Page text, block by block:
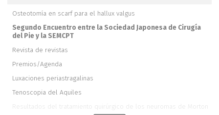
Osteotomía en scarf para el hallux valgus
Segundo Encuentro entre la Sociedad Japonesa de Cirugía
del Pie y la SEMCPT
Revista de revistas
Premios/Agenda
Luxaciones periastragalinas
Tenoscopia del Aquiles
Resultados del tratamiento quirúrgico de los neuromas de Morton